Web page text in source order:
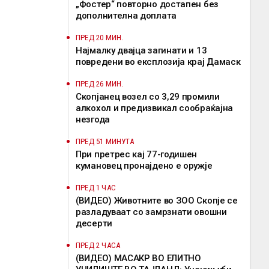
„Фостер“ повторно достапен без
дополнителна доплата
ПРЕД 20 МИН.
Најмалку двајца загинати и 13
повредени во експлозија крај Дамаск
ПРЕД 26 МИН.
Скопјанец возел со 3,29 промили
алкохол и предизвикал сообраќајна
незгода
ПРЕД 51 МИНУТА
При претрес кај 77-годишен
кумановец пронајдено е оружје
ПРЕД 1 ЧАС
(ВИДЕО) Животните во ЗОО Скопје се
разладуваат со замрзнати овошни
десерти
ПРЕД 2 ЧАСА
(ВИДЕО) МАСАКР ВО ЕЛИТНО